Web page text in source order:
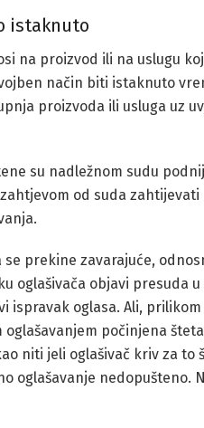
istaknuto
na proizvod ili na uslugu
način biti istaknuto
proizvoda ili usluga uz
su nadležnom sudu
od suda
prekine zavarajuće,
oglašivača objavi presuda
ispravak oglasa. Ali,
počinjena
niti jeli oglašivač kriv za to
oglašavanje nedopušteno.